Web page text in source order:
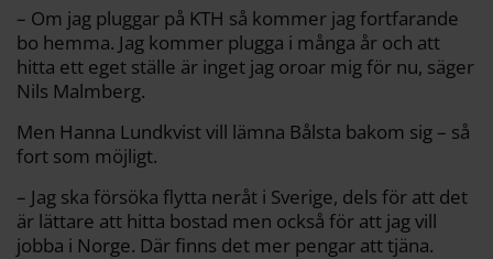
– Om jag pluggar på KTH så kommer jag fortfarande
bo hemma. Jag kommer plugga i många år och att
hitta ett eget ställe är inget jag oroar mig för nu, säger
Nils Malmberg.
Men Hanna Lundkvist vill lämna Bålsta bakom sig – så
fort som möjligt.
– Jag ska försöka flytta neråt i Sverige, dels för att det
är lättare att hitta bostad men också för att jag vill
jobba i Norge. Där finns det mer pengar att tjäna.